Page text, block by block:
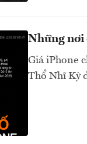
Những nơi
Giá iPhone
Thổ Nhĩ Kỳ